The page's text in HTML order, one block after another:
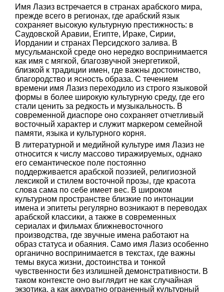
Имя Лазиз встречается в странах арабского мира,
прежде всего в регионах, где арабский язык
сохраняет высокую культурную престижность: в
Саудовской Аравии, Египте, Ираке, Сирии,
Иордании и странах Персидского залива. В
мусульманской среде оно нередко воспринимается
как имя с мягкой, благозвучной энергетикой,
близкой к традиции имен, где важны достоинство,
благородство и ясность образа. С течением
времени имя Лазиз переходило из строго языковой
формы в более широкую культурную среду, где его
стали ценить за редкость и музыкальность. В
современной диаспоре оно сохраняет отчетливый
восточный характер и служит маркером семейной
памяти, языка и культурного корня.
В литературной и медийной культуре имя Лазиз не
относится к числу массово тиражируемых, однако
его семантическое поле постоянно
поддерживается арабской поэзией, религиозной
лексикой и стилем восточной прозы, где красота
слова сама по себе имеет вес. В широком
культурном пространстве близкие по интонации
имена и эпитеты регулярно возникают в переводах
арабской классики, а также в современных
сериалах и фильмах ближневосточного
производства, где звучные имена работают на
образ статуса и обаяния. Само имя Лазиз особенно
органично воспринимается в текстах, где важны
темы вкуса жизни, достоинства и тонкой
чувственности без излишней демонстративности. В
таком контексте оно выглядит не как случайная
экзотика, а как аккуратно ограненный культурный